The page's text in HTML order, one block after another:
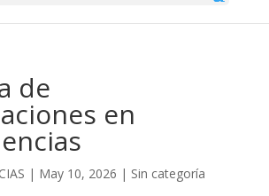
de
en
| May 10, 2026 | Sin categoría